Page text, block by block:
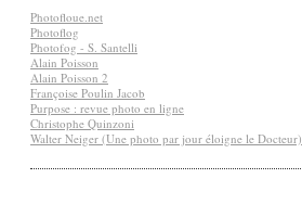
Photofloue.net
Photoflog
Photofog - S. Santelli
Alain Poisson
Alain Poisson 2
Françoise Poulin Jacob
Purpose : revue photo en ligne
Christophe Quinzoni
Walter Neiger (Une photo par jour éloigne le Docteur)